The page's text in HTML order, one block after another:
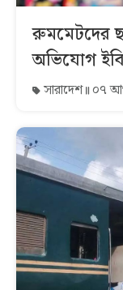
রুমমেটদের
অভিযোগ ইবি
সারাদেশ ০৭